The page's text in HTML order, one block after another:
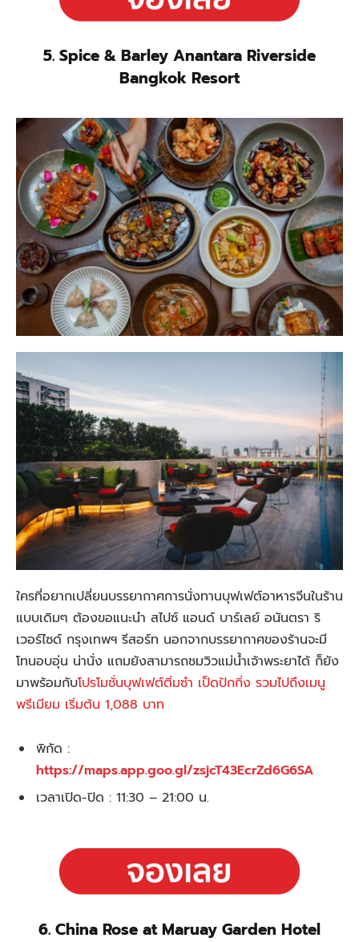
5. Spice & Barley Anantara Riverside
Bangkok Resort
ใครที่อยากเปลี่ยนบรรยากาศการนั่งทานบุฟเฟต์อาหารจีนในร้าน
แบบเดิมๆ ต้องขอแนะนำ สไปซ์ แอนด์ บาร์เลย์ อนันตรา ริ
เวอร์ไซด์ กรุงเทพฯ รีสอร์ท นอกจากบรรยากาศของร้านจะมี
โทนอบอุ่น น่านั่ง แถมยังสามารถชมวิวแม่น้ำเจ้าพระยาได้ ก็ยัง
มาพร้อมกับโปรโมชั่นบุฟเฟต์ติ่มซำ เป็ดปักกิ่ง รวมไปถึงเมนู
พรีเมียม เริ่มต้น 1,088 บาท
พิกัด :
https://maps.app.goo.gl/zsjcT43EcrZd6G6SA
เวลาเปิด-ปิด : 11:30 – 21:00 น.
6. China Rose at Maruay Garden Hotel